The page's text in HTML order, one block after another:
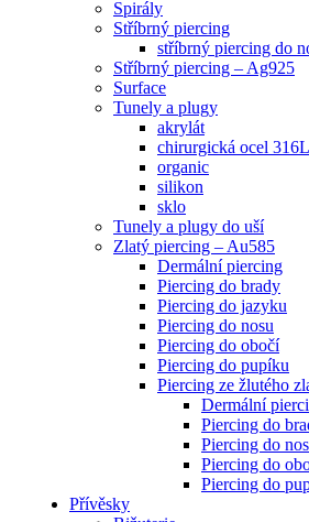
Spirály
Stříbrný piercing
stříbrný piercing do
Stříbrný piercing – Ag925
Surface
Tunely a plugy
akrylát
chirurgická ocel 316L
organic
silikon
sklo
Tunely a plugy do uší
Zlatý piercing – Au585
Dermální piercing
Piercing do brady
Piercing do jazyku
Piercing do nosu
Piercing do obočí
Piercing do pupíku
Piercing ze žlutého
Dermální
Piercing do
Piercing do
Piercing do
Piercing do
Přívěsky